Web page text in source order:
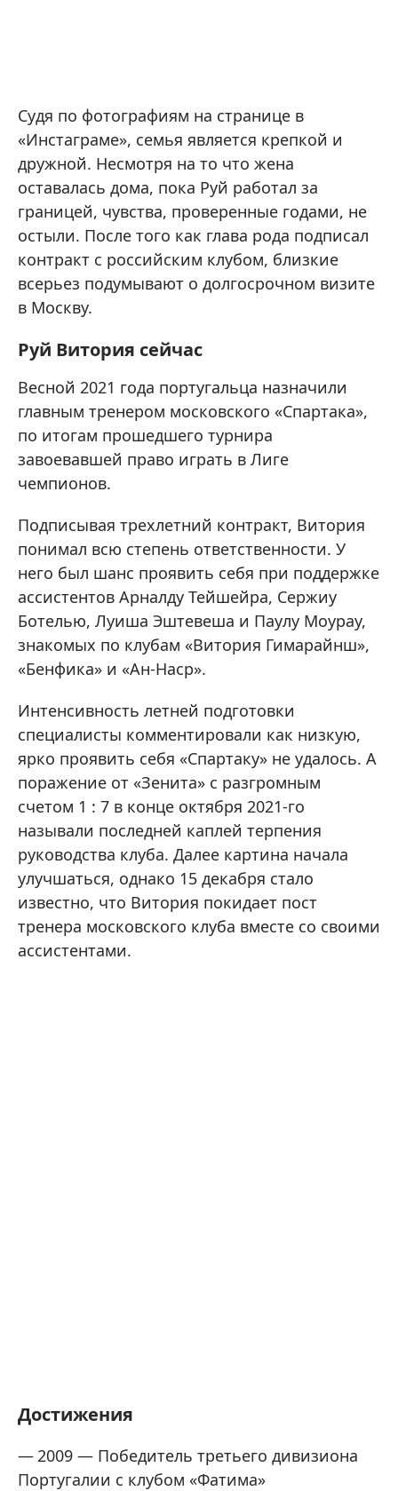
Судя по фотографиям на странице в
«Инстаграме», семья является крепкой и
дружной. Несмотря на то что жена
оставалась дома, пока Руй работал за
границей, чувства, проверенные годами, не
остыли. После того как глава рода подписал
контракт с российским клубом, близкие
всерьез подумывают о долгосрочном визите
в Москву.
Руй Витория сейчас
Весной 2021 года португальца назначили
главным тренером московского «Спартака»,
по итогам прошедшего турнира
завоевавшей право играть в Лиге
чемпионов.
Подписывая трехлетний контракт, Витория
понимал всю степень ответственности. У
него был шанс проявить себя при поддержке
ассистентов Арналду Тейшейра, Сержиу
Ботелью, Луиша Эштевеша и Паулу Моурау,
знакомых по клубам «Витория Гимарайнш»,
«Бенфика» и «Ан-Наср».
Интенсивность летней подготовки
специалисты комментировали как низкую,
ярко проявить себя «Спартаку» не удалось. А
поражение от «Зенита» с разгромным
счетом 1 : 7 в конце октября 2021-го
называли последней каплей терпения
руководства клуба. Далее картина начала
улучшаться, однако 15 декабря стало
известно, что Витория покидает пост
тренера московского клуба вместе со своими
ассистентами.
Достижения
2009 — Победитель третьего дивизиона
Португалии с клубом «Фатима»